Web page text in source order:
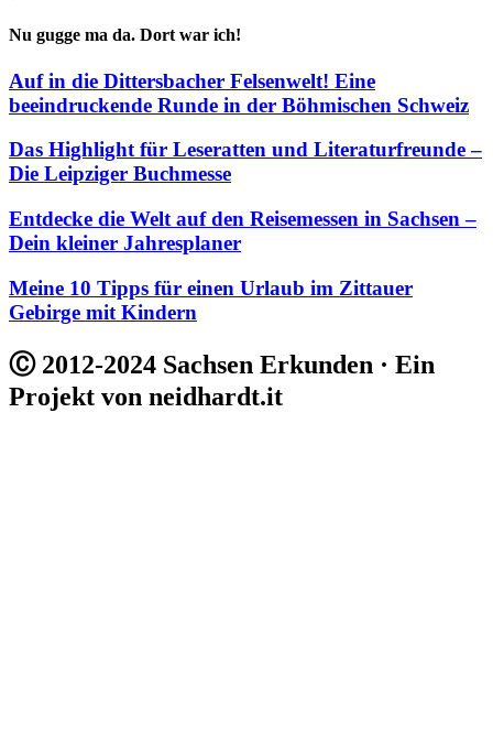
Nu gugge ma da. Dort war ich!
Auf in die Dittersbacher Felsenwelt! Eine
beeindruckende Runde in der Böhmischen Schweiz
Das Highlight für Leseratten und Literaturfreunde –
Die Leipziger Buchmesse
Entdecke die Welt auf den Reisemessen in Sachsen –
Dein kleiner Jahresplaner
Meine 10 Tipps für einen Urlaub im Zittauer
Gebirge mit Kindern
Ⓒ 2012-2024 Sachsen Erkunden · Ein
Projekt von neidhardt.it